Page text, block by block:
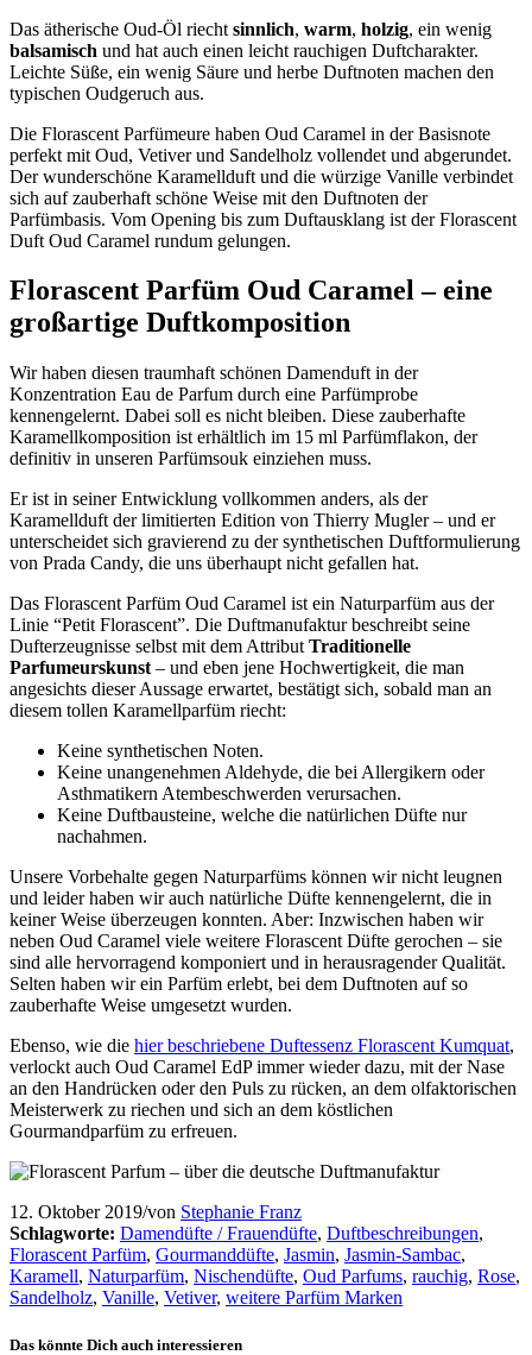
Das ätherische Oud-Öl riecht sinnlich, warm, holzig, ein wenig
balsamisch und hat auch einen leicht rauchigen Duftcharakter.
Leichte Süße, ein wenig Säure und herbe Duftnoten machen den
typischen Oudgeruch aus.
Die Florascent Parfümeure haben Oud Caramel in der Basisnote
perfekt mit Oud, Vetiver und Sandelholz vollendet und abgerundet.
Der wunderschöne Karamellduft und die würzige Vanille verbindet
sich auf zauberhaft schöne Weise mit den Duftnoten der
Parfümbasis. Vom Opening bis zum Duftausklang ist der Florascent
Duft Oud Caramel rundum gelungen.
Florascent Parfüm Oud Caramel – eine
großartige Duftkomposition
Wir haben diesen traumhaft schönen Damenduft in der
Konzentration Eau de Parfum durch eine Parfümprobe
kennengelernt. Dabei soll es nicht bleiben. Diese zauberhafte
Karamellkomposition ist erhältlich im 15 ml Parfümflakon, der
definitiv in unseren Parfümsouk einziehen muss.
Er ist in seiner Entwicklung vollkommen anders, als der
Karamellduft der limitierten Edition von Thierry Mugler – und er
unterscheidet sich gravierend zu der synthetischen Duftformulierung
von Prada Candy, die uns überhaupt nicht gefallen hat.
Das Florascent Parfüm Oud Caramel ist ein Naturparfüm aus der
Linie “Petit Florascent”. Die Duftmanufaktur beschreibt seine
Dufterzeugnisse selbst mit dem Attribut Traditionelle
Parfumeurskunst – und eben jene Hochwertigkeit, die man
angesichts dieser Aussage erwartet, bestätigt sich, sobald man an
diesem tollen Karamellparfüm riecht:
Keine synthetischen Noten.
Keine unangenehmen Aldehyde, die bei Allergikern oder
Asthmatikern Atembeschwerden verursachen.
Keine Duftbausteine, welche die natürlichen Düfte nur
nachahmen.
Unsere Vorbehalte gegen Naturparfüms können wir nicht leugnen
und leider haben wir auch natürliche Düfte kennengelernt, die in
keiner Weise überzeugen konnten. Aber: Inzwischen haben wir
neben Oud Caramel viele weitere Florascent Düfte gerochen – sie
sind alle hervorragend komponiert und in herausragender Qualität.
Selten haben wir ein Parfüm erlebt, bei dem Duftnoten auf so
zauberhafte Weise umgesetzt wurden.
Ebenso, wie die hier beschriebene Duftessenz Florascent Kumquat,
verlockt auch Oud Caramel EdP immer wieder dazu, mit der Nase
an den Handrücken oder den Puls zu rücken, an dem olfaktorischen
Meisterwerk zu riechen und sich an dem köstlichen
Gourmandparfüm zu erfreuen.
12. Oktober 2019/von Stephanie Franz
Schlagworte: Damendüfte / Frauendüfte, Duftbeschreibungen,
Florascent Parfüm, Gourmanddüfte, Jasmin, Jasmin-Sambac,
Karamell, Naturparfüm, Nischendüfte, Oud Parfums, rauchig, Rose,
Sandelholz, Vanille, Vetiver, weitere Parfüm Marken
Das könnte Dich auch interessieren